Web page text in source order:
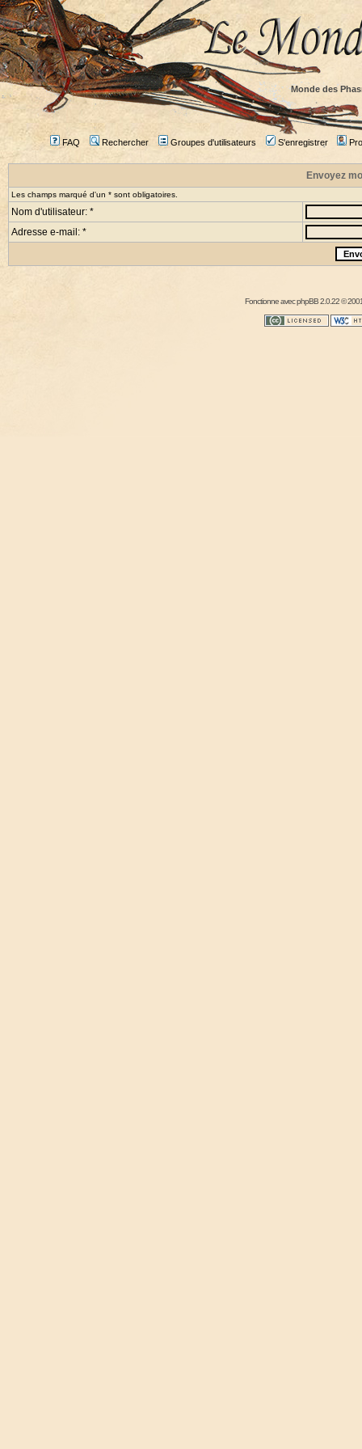
Monde des
FAQ Rechercher Groupes d'utilisateurs S'enregistrer
Envoyez
Les champs marqué d'un * sont obligatoires.
Nom d'utilisateur: *
Adresse e-mail: *
Fonctionne avecphpBB2.0.22 ©